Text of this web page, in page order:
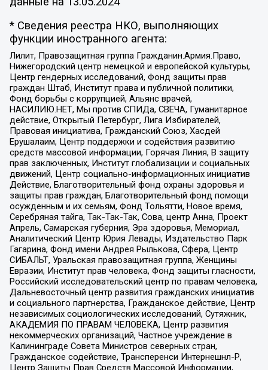
* Сведения реестра НКО, выполняющих
функции иностранного агента:
Лилит, Правозащитная группа Гражданин.Армия.Право,
Нижегородский центр немецкой и европейской культуры,
Центр гендерных исследований, Фонд защиты прав
граждан Штаб, Институт права и публичной политики,
Фонд борьбы с коррупцией, Альянс врачей,
НАСИЛИЮ.НЕТ, Мы против СПИДа, СВЕЧА, Гуманитарное
действие, Открытый Петербург, Лига Избирателей,
Правовая инициатива, Гражданский Союз, Хасдей
Ерушалаим, Центр поддержки и содействия развитию
средств массовой информации, Горячая Линия, В защиту
прав заключенных, Институт глобализации и социальных
движений, Центр социально-информационных инициатив
Действие, Благотворительный фонд охраны здоровья и
защиты прав граждан, Благотворительный фонд помощи
осужденным и их семьям, Фонд Тольятти, Новое время,
Серебряная тайга, Так-Так-Так, Сова, центр Анна, Проект
Апрель, Самарская губерния, Эра здоровья, Мемориал,
Аналитический Центр Юрия Левады, Издательство Парк
Гагарина, Фонд имени Андрея Рылькова, Сфера, Центр
СИБАЛЬТ, Уральская правозащитная группа, Женщины
Евразии, Институт прав человека, Фонд защиты гласности,
Российский исследовательский центр по правам человека,
Дальневосточный центр развития гражданских инициатив
и социального партнерства, Гражданское действие, Центр
независимых социологических исследований, Сутяжник,
АКАДЕМИЯ ПО ПРАВАМ ЧЕЛОВЕКА, Центр развития
некоммерческих организаций, Частное учреждение в
Калининграде Совета Министров северных стран,
Гражданское содействие, Трансперенси Интернешнл-Р,
Центр Защиты Прав Средств Массовой Информации,